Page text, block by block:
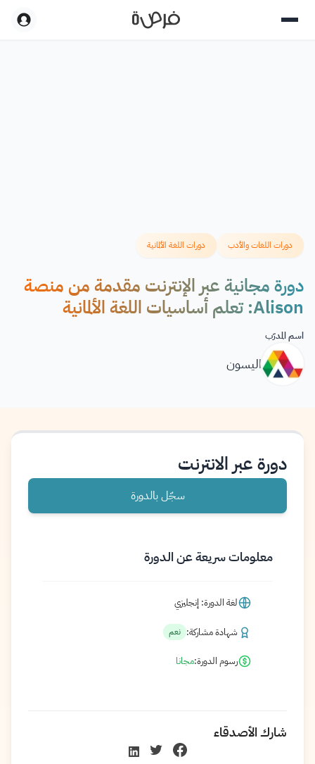
دورات اللغات والأدب دورات اللغة الألمانية
دورة مجانية عبر الإنترنت مقدمة من منصة
Alison: تعلم أساسيات اللغة الألمانية
اسم المدرّب
اليسون
دورة عبر الانترنت
سجّل بالدورة
معلومات سريعة عن الدورة
لغة الدورة: إنجليزي
شهادة مشاركة: نعم
رسوم الدورة:مجانا
شارك الأصدقاء